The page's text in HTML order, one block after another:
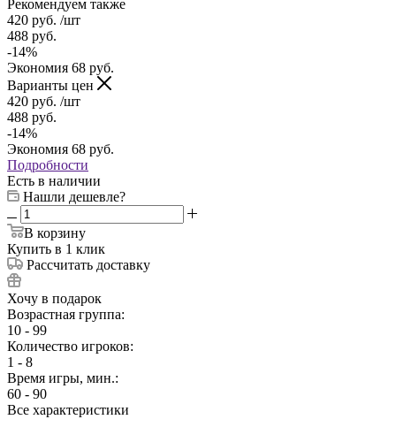
Рекомендуем также
420 руб. /шт
488 руб.
-14%
Экономия 68 руб.
Варианты цен
420 руб. /шт
488 руб.
-14%
Экономия 68 руб.
Подробности
Есть в наличии
Нашли дешевле?
В корзину
Купить в 1 клик
Рассчитать доставку
Хочу в подарок
Возрастная группа:
10 - 99
Количество игроков:
1 - 8
Время игры, мин.:
60 - 90
Все характеристики